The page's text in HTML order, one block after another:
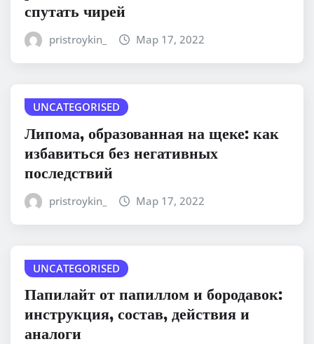
спутать чирей
pristroykin_ Мар 17, 2022
UNCATEGORISED
Липома, образованная на щеке: как
избавиться без негативных
последствий
pristroykin_ Мар 17, 2022
UNCATEGORISED
Папилайт от папиллом и бородавок:
инструкция, состав, действия и
аналоги